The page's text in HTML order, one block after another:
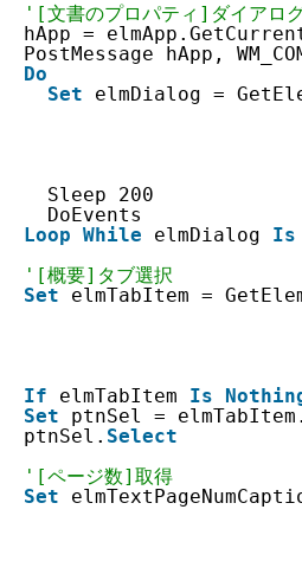
'[文書のプロパティ]ダイアロ
hApp =
PostMessage hApp,
Do
Set
elmDialog =
Sleep 200
DoEvents
Loop While elmDialog Is
'[概要]タブ選択
Set
elmTabItem =
If
elmTabItem Is
Set
ptnSel =
ptnSel. Select
'[ページ数]取得
Set